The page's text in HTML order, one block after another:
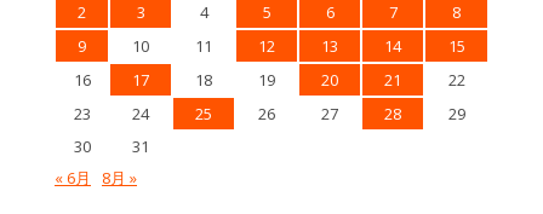
2
3 4 5 6 7
8
9
10 11 12 13 14
15
16
17 18 19 20 21
22
23
24 25 26 27 28
29
30
31
« 6月
8月 »